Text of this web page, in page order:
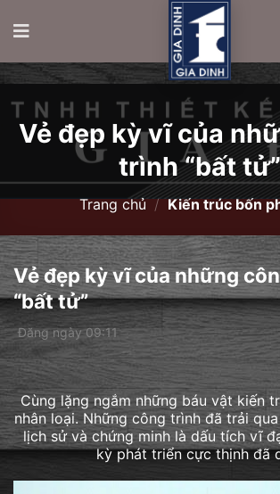
Vẻ đẹp kỳ vĩ của
trình “bất tử”
Trang chủ / Kiến trúc bốn
Vẻ đẹp kỳ vĩ của những
“bất tử”
Đăng ngày 09:11
Cùng lặng ngắm những báu vật kiến
nhân loại. Những công trình đã trải
lịch sử và chứng minh là dấu tích vĩ
kỳ phát triển cực thịnh đã